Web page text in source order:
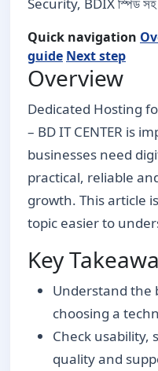
Quick navigation
guide Next step
Overview
Dedicated Hosting
– BD IT CENTER is
businesses need
practical, reliable
growth. This article
topic easier to
Key
Understand the
choosing a
Check usability,
quality and